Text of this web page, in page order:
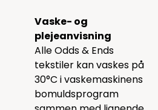
Vaske- og
plejeanvisning
Alle Odds & Ends
tekstiler kan vaskes på
30°C i vaskemaskinens
bomuldsprogram